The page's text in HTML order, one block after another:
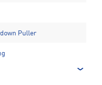
Puller